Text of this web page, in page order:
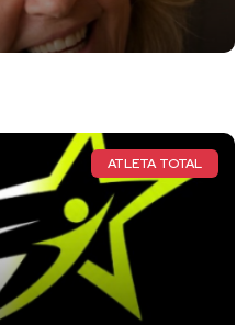
ATLETA TOTAL